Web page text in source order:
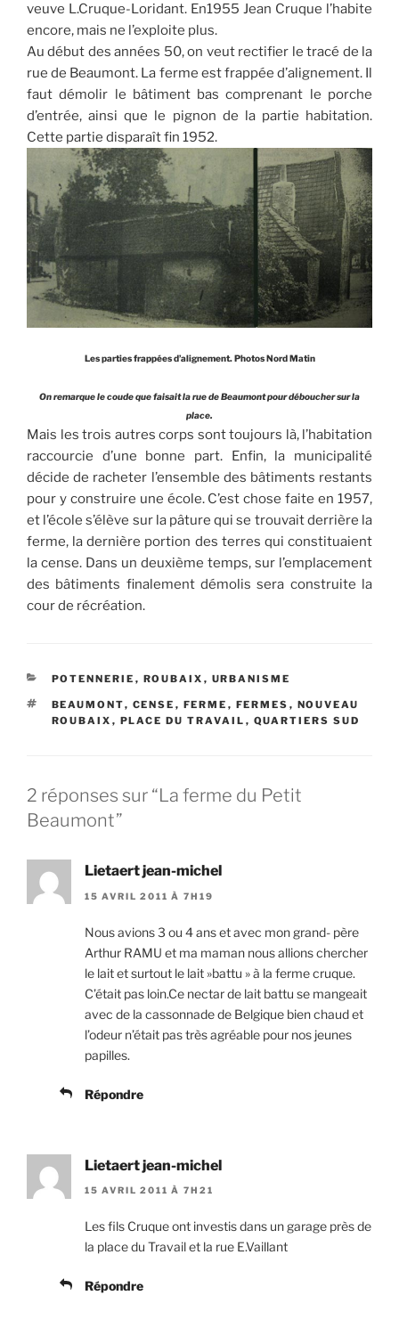
veuve L.Cruque-Loridant. En1955 Jean Cruque l’habite
encore, mais ne l’exploite plus.
Au début des années 50, on veut rectifier le tracé de la
rue de Beaumont. La ferme est frappée d’alignement. Il
faut démolir le bâtiment bas comprenant le porche
d’entrée, ainsi que le pignon de la partie habitation.
Cette partie disparaît fin 1952.
Les parties frappées d’alignement. Photos Nord Matin
On remarque le coude que faisait la rue de Beaumont pour déboucher sur la
place.
Mais les trois autres corps sont toujours là, l’habitation
raccourcie d’une bonne part. Enfin, la municipalité
décide de racheter l’ensemble des bâtiments restants
pour y construire une école. C’est chose faite en 1957,
et l’école s’élève sur la pâture qui se trouvait derrière la
ferme, la dernière portion des terres qui constituaient
la cense. Dans un deuxième temps, sur l’emplacement
des bâtiments finalement démolis sera construite la
cour de récréation.
CATÉGORIES
POTENNERIE , ROUBAIX , URBANISME
ÉTIQUETTES
BEAUMONT, CENSE , FERME , FERMES , NOUVEAU
ROUBAIX , PLACE DU TRAVAIL , QUARTIERS SUD
2 réponses sur “La ferme du Petit
Beaumont”
Lietaert jean-michel
15 AVRIL 2011 À 7H19
Nous avions 3 ou 4 ans et avec mon grand- père
Arthur RAMU et ma maman nous allions chercher
le lait et surtout le lait »battu » à la ferme cruque.
C’était pas loin.Ce nectar de lait battu se mangeait
avec de la cassonnade de Belgique bien chaud et
l’odeur n’était pas très agréable pour nos jeunes
papilles.
Répondre
Lietaert jean-michel
15 AVRIL 2011 À 7H21
Les fils Cruque ont investis dans un garage près de
la place du Travail et la rue E.Vaillant
Répondre